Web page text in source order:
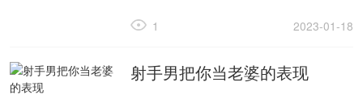
2023-01-18
1
射手男把你当老婆的表现